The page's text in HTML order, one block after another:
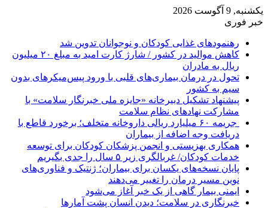
یکشنبه, 9 آگوست 2026
خبر فوری
رهنمودهای غذایی کودکان و نوجوانان تدوین شد
کاهش موالید در کشور / شارژ کارت امید به مبلغ ۲۰ میلیون
ریال به مادران
تحول در درمان بیماری‌های قلبی با ورود پیس‌میکرهای بدون
سیم به کشور
پیشنهاد تشکیل دبیرخانه «جایزه ملی خبرنگار سلامت» با
مشارکت نهادهای نظام سلامت
جریمه ۶۰ میلیارد ریالی داروخانه متخلف؛ برخورد قاطع با
دریافت وجه اضافه از بیماران
همکاری بهزیستی و انجمن پزشکان کودکان برای توسعه
خدمات کودکان/ غربالگری زیر ۵ سال را جدی بگیریم
پایان نسخه‌های یکسان برای بیماران؛ ژنتیک و فناوری‌های
نوین مسیر درمان را تغییر می‌دهند
ایمنی بیمار گاهی از یک خبر آغاز می‌شود
خبرنگاری در سلامت؛ دیدن انسان پشت آمارها